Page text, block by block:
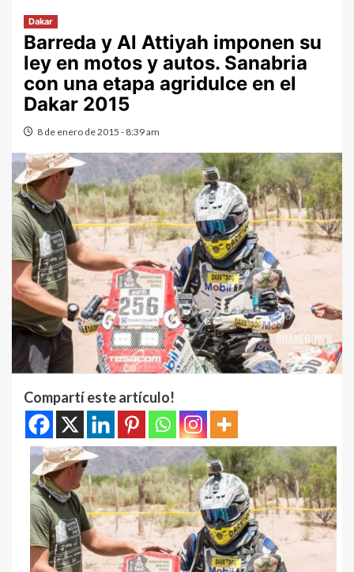
Dakar
Barreda y Al Attiyah imponen su
ley en motos y autos. Sanabria
con una etapa agridulce en el
Dakar 2015
8 de enero de 2015 - 8:39 am
Compartí este artículo!